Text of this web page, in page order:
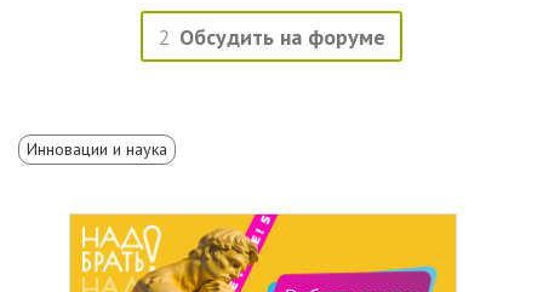
2 Обсудить на форуме
Инновации и наука